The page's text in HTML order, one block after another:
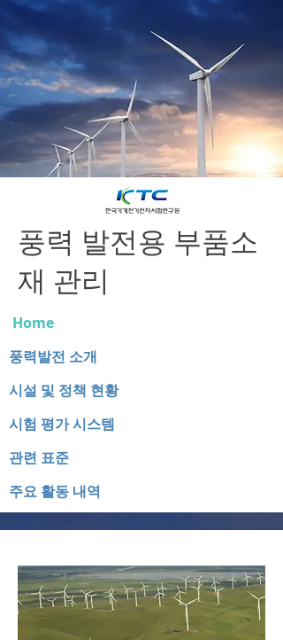
​풍력 발전용 부품소
재 관리
Home
풍력발전 소개
시설 및 정책 현황
시험 평가 시스템
​관련 표준
주요 활동 내역